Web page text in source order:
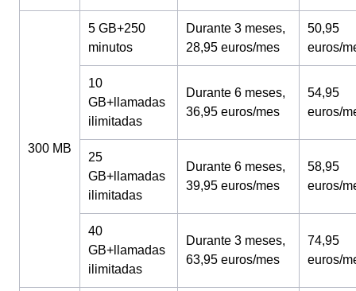
300 MB
5 GB+250
minutos
Durante 3 meses,
28,95 euros/mes
50,95
euros/
10
GB+llamadas
ilimitadas
Durante 6 meses,
36,95 euros/mes
54,95
euros/
25
GB+llamadas
ilimitadas
Durante 6 meses,
39,95 euros/mes
58,95
euros/
40
GB+llamadas
ilimitadas
Durante 3 meses,
63,95 euros/mes
74,95
euros/